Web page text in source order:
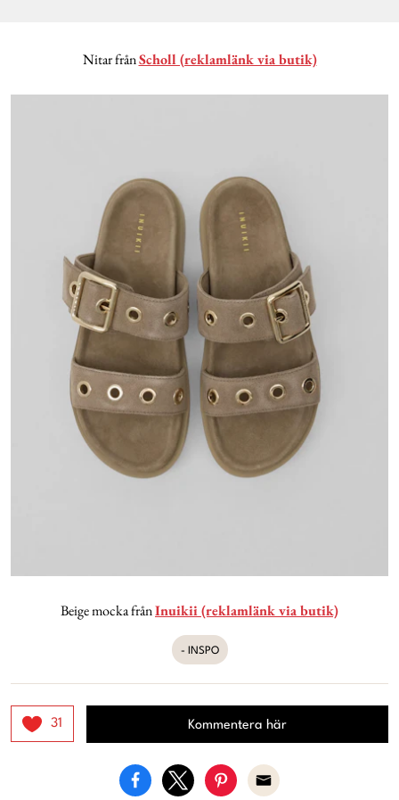
Nitar frånScholl (reklamlänk via butik)
Beige mocka frånInuikii (reklamlänk via butik)
- INSPO
31 Kommentera här